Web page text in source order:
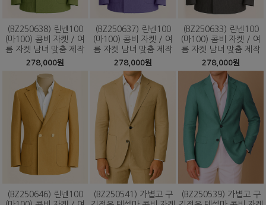
(BZ250638) 린넨100
(마100) 콤비 자켓 / 여
름 자켓 남녀 맞춤 제작
278,000원
(BZ250637) 린넨100
(마100) 콤비 자켓 / 여
름 자켓 남녀 맞춤 제작
278,000원
(BZ250633) 린넨100
(마100) 콤비 자켓 / 여
름 자켓 남녀 맞춤 제작
278,000원
(BZ250646) 린넨100
(BZ250541) 가볍고 구
(BZ250539) 가볍고 구